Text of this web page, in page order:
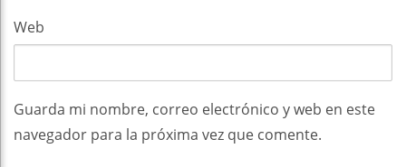
Web
Guarda mi nombre, correo electrónico y web en este
navegador para la próxima vez que comente.